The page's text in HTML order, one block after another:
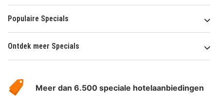
Populaire Specials
Ontdek meer Specials
HotelSpecials
Meer dan 6.500 speciale hotelaanbiedingen